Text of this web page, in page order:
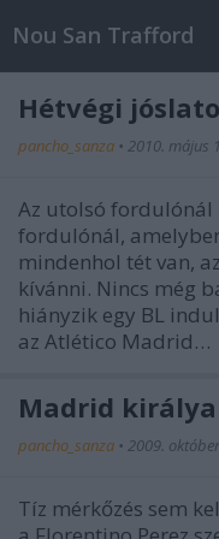
Nou San Trafford
Hétvégi
pancho_sanza • 2010. május
Az utolsó fordulónál
fordulónál,
mindenhol tét van,
kívánni. Nincs még
hiányzik egy BL
az Atlético Madrid…
Madrid királya
pancho_sanza • 2009.
Tíz mérkőzés sem